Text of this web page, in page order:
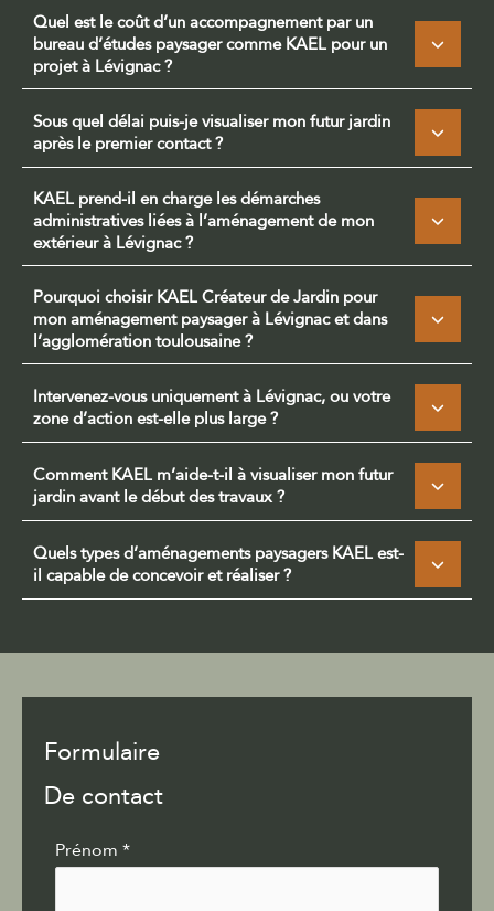
Quel est le coût d’un accompagnement par un
bureau d’études paysager comme KAEL pour un
projet à Lévignac ?
Sous quel délai puis-je visualiser mon futur jardin
après le premier contact ?
KAEL prend-il en charge les démarches
administratives liées à l’aménagement de mon
extérieur à Lévignac ?
Pourquoi choisir KAEL Créateur de Jardin pour
mon aménagement paysager à Lévignac et dans
l’agglomération toulousaine ?
Intervenez-vous uniquement à Lévignac, ou votre
zone d’action est-elle plus large ?
Comment KAEL m’aide-t-il à visualiser mon futur
jardin avant le début des travaux ?
Quels types d’aménagements paysagers KAEL est-
il capable de concevoir et réaliser ?
Formulaire
De contact
Formulaire
Prénom *